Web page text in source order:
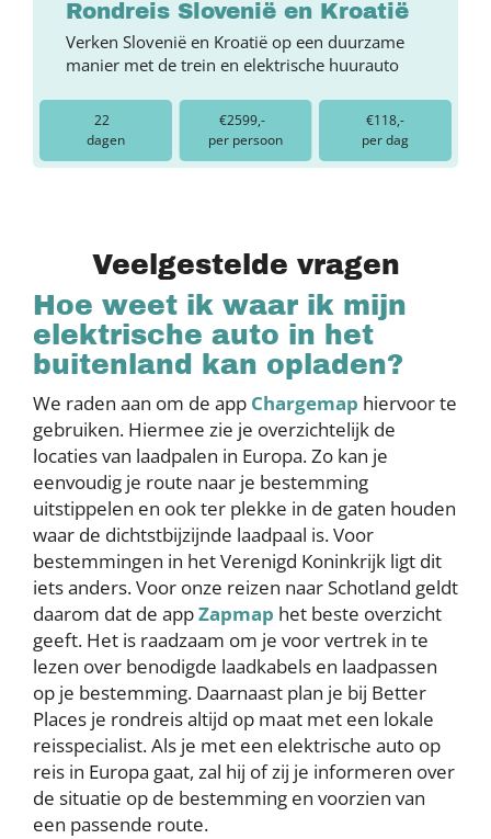
Rondreis Slovenië en Kroatië
Verken Slovenië en Kroatië op een duurzame
manier met de trein en elektrische huurauto
22
dagen
€2599,-
per persoon
€118,-
per dag
Veelgestelde vragen
Hoe weet ik waar ik mijn
elektrische auto in het
buitenland kan opladen?
We raden aan om de app Chargemap hiervoor te
gebruiken. Hiermee zie je overzichtelijk de
locaties van laadpalen in Europa. Zo kan je
eenvoudig je route naar je bestemming
uitstippelen en ook ter plekke in de gaten houden
waar de dichtstbijzijnde laadpaal is. Voor
bestemmingen in het Verenigd Koninkrijk ligt dit
iets anders. Voor onze reizen naar Schotland geldt
daarom dat de appZapmap het beste overzicht
geeft. Het is raadzaam om je voor vertrek in te
lezen over benodigde laadkabels en laadpassen
op je bestemming. Daarnaast plan je bij Better
Places je rondreis altijd op maat met een lokale
reisspecialist. Als je met een elektrische auto op
reis in Europa gaat, zal hij of zij je informeren over
de situatie op de bestemming en voorzien van
een passende route.